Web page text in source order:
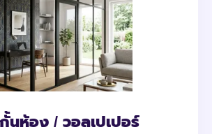
นห้อง / วอลเปเปอร์